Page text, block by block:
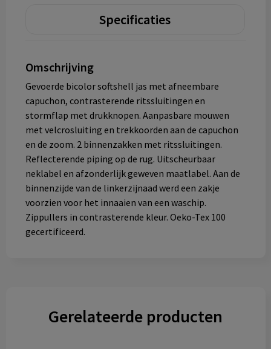
Specificaties
Omschrijving
Gevoerde bicolor softshell jas met afneembare
capuchon, contrasterende ritssluitingen en
stormflap met drukknopen. Aanpasbare mouwen
met velcrosluiting en trekkoorden aan de capuchon
en de zoom. 2 binnenzakken met ritssluitingen.
Reflecterende piping op de rug. Uitscheurbaar
neklabel en afzonderlijk geweven maatlabel. Aan de
binnenzijde van de linkerzijnaad werd een zakje
voorzien voor het innaaien van een waschip.
Zippullers in contrasterende kleur. Oeko-Tex 100
gecertificeerd.
Gerelateerde producten